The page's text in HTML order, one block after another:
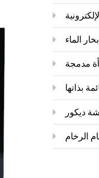
الماء
مدمجة
بذاتها
ديكور
الرخام